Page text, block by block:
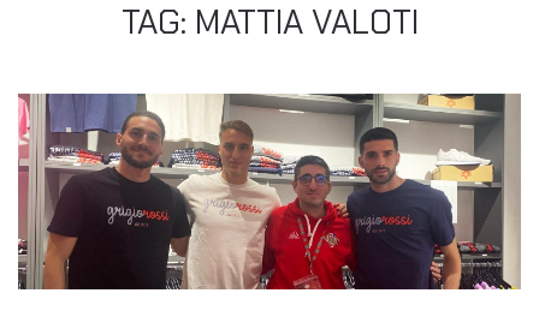
TAG: MATTIA VALOTI